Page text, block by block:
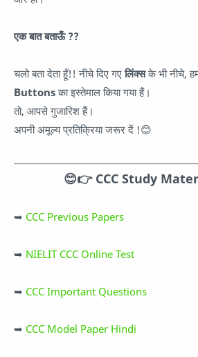
एक बात बताऊँ ??
चलो बता देता हूँ!! नीचे दिए गएलिंक्सके भी नीचे,
Buttonsका इस्तेमाल किया गया हैं।
तो, आपसे गुजारिश हैं।
अपनी अमूल्य प्रतिक्रिया जरूर दें !😊
😊👉 CCC Study
➥ CCC Previous Papers
➥ NIELIT CCC Online Test
➥ CCC Important Questions
➥ CCC Model Paper Hindi